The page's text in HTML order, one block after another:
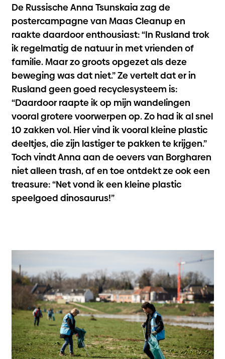
De Russische Anna Tsunskaia zag de
postercampagne van Maas Cleanup en
raakte daardoor enthousiast: “In Rusland trok
ik regelmatig de natuur in met vrienden of
familie. Maar zo groots opgezet als deze
beweging was dat niet.” Ze vertelt dat er in
Rusland geen goed recyclesysteem is:
“Daardoor raapte ik op mijn wandelingen
vooral grotere voorwerpen op. Zo had ik al snel
10 zakken vol. Hier vind ik vooral kleine plastic
deeltjes, die zijn lastiger te pakken te krijgen.”
Toch vindt Anna aan de oevers van Borgharen
niet alleen trash,af en toe ontdekt ze ook een
treasure: “Net vond ik een kleine plastic
speelgoed dinosaurus!”